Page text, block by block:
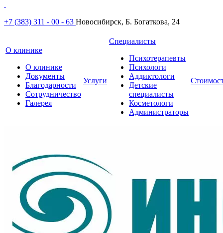
+7 (383) 311 - 00 - 63 Новосибирск, Б. Богаткова, 24
О клинике
О клинике
Документы
Благодарности
Сотрудничество
Галерея
Услуги
Специалисты
Психотерапевты
Психологи
Аддиктологи
Детские
специалисты
Косметологи
Администраторы